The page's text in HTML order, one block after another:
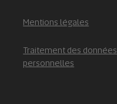
Mentions légales
Traitement des données
personnelles